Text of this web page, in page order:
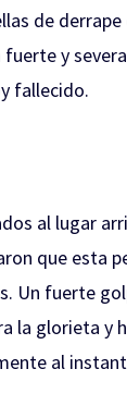
de
y
fallecido.
al lugar
que esta
Un fuerte
la glorieta y
al